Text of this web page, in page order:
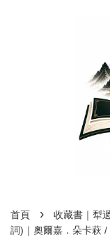
首頁 ›
收藏書｜犁
詞)｜奧爾嘉．朵卡萩 /